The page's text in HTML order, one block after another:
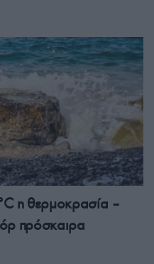
η θερμοκρασία –
πρόσκαιρα